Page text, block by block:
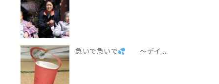
急いで急いで ～デイ...